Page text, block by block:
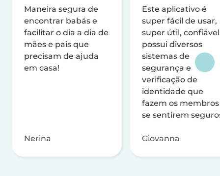
Maneira segura de
encontrar babás e
facilitar o dia a dia de
mães e pais que
precisam de ajuda
em casa!
Nerina
Este aplicativo é
super fácil de usar,
super útil,
possui diversos
sistemas de
segurança e
verificação de
identidade que
fazem os membros
se sentirem
Giovanna